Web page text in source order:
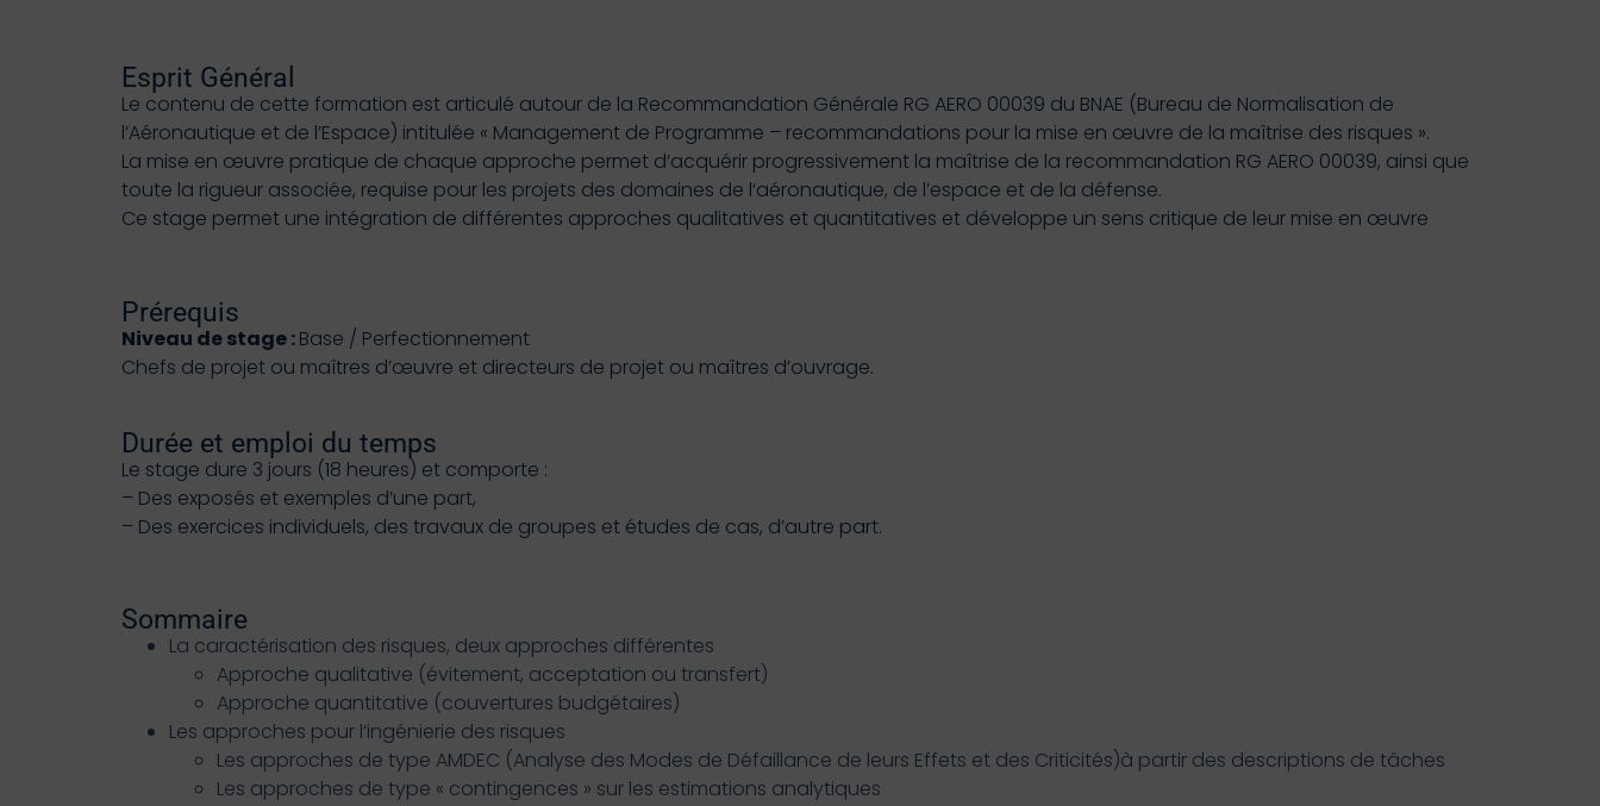
Esprit Général
Le contenu de cette formation est articulé autour de la Recommandation Générale RG AERO 00039 du BNAE (Bureau de Normalisation de
l’Aéronautique et de l’Espace) intitulée « Management de Programme – recommandations pour la mise en œuvre de la maîtrise des risques ».
La mise en œuvre pratique de chaque approche permet d’acquérir progressivement la maîtrise de la recommandation RG AERO 00039, ainsi que
toute la rigueur associée, requise pour les projets des domaines de l‘aéronautique, de l’espace et de la défense.
Ce stage permet une intégration de différentes approches qualitatives et quantitatives et développe un sens critique de leur mise en œuvre
Prérequis
Niveau de stage :Base / Perfectionnement
Chefs de projet ou maîtres d’œuvre et directeurs de projet ou maîtres d’ouvrage.
Durée et emploi du temps
Le stage dure 3 jours (18 heures) et comporte :
– Des exposés et exemples d’une part,
– Des exercices individuels, des travaux de groupes et études de cas, d’autre part.
Sommaire
La caractérisation des risques, deux approches différentes
Approche qualitative (évitement, acceptation ou transfert)
Approche quantitative (couvertures budgétaires)
Les approches pour l’ingénierie des risques
Les approches de type AMDEC (Analyse des Modes de Défaillance de leurs Effets et des Criticités)à partir des descriptions de tâches
Les approches de type « contingences » sur les estimations analytiques